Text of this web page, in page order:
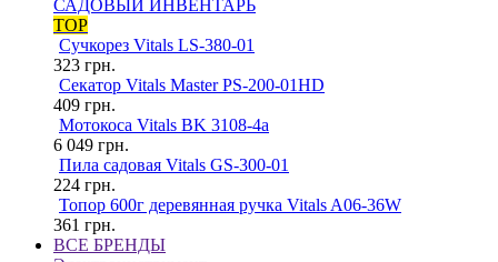
САДОВЫЙ ИНВЕНТАРЬ
TOP
Сучкорез Vitals LS-380-01
323 грн.
Секатор Vitals Master PS-200-01HD
409 грн.
Мотокоса Vitals BK 3108-4a
6 049 грн.
Пила садовая Vitals GS-300-01
224 грн.
Топор 600г деревянная ручка Vitals A06-36W
361 грн.
ВСЕ БРЕНДЫ